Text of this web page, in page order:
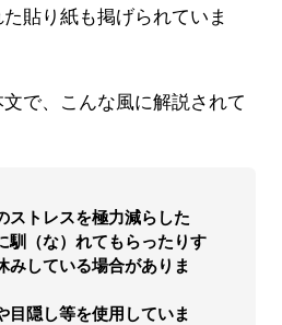
た貼り紙も掲げられていま
で、こんな風に解説されて
ストレスを極力減らした
馴（な）れてもらったりす
みしている場合がありま
目隠し等を使用していま